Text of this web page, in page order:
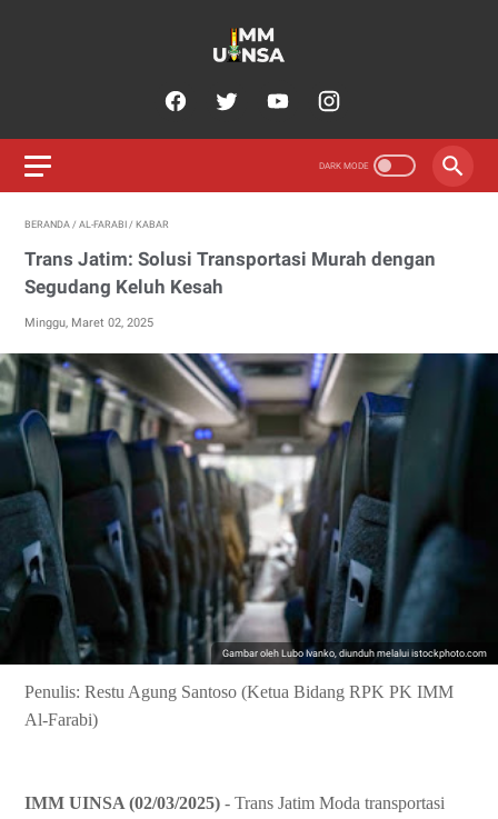
BERANDA / AL-FARABI / KABAR
Trans Jatim: Solusi Transportasi Murah dengan
Segudang Keluh Kesah
Minggu, Maret 02, 2025
Gambar oleh Lubo Ivanko, diunduh melalui istockphoto.com
Penulis: Restu Agung Santoso (Ketua Bidang RPK PK IMM
Al-Farabi)
IMM UINSA (02/03/2025) - Trans Jatim Moda transportasi